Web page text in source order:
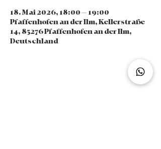
18. Mai 2026, 18:00 – 19:00
Pfaffenhofen an der Ilm, Kellerstraße
14, 85276 Pfaffenhofen an der Ilm,
Deutschland